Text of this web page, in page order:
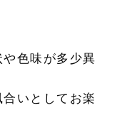
色味が多少異
いとしてお楽